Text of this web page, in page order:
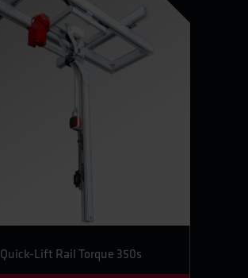
Quick-Lift Rail Torque 350s